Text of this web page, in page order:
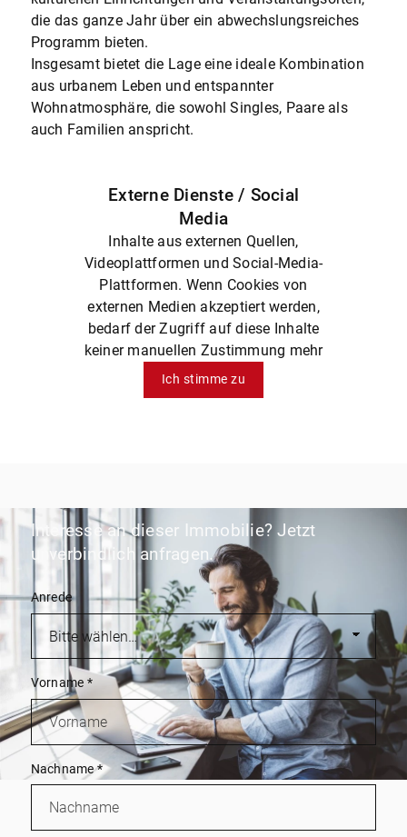
die das ganze Jahr über ein abwechslungsreiches
Programm bieten.
Insgesamt bietet die Lage eine ideale Kombination
aus urbanem Leben und entspannter
Wohnatmosphäre, die sowohl Singles, Paare als
auch Familien anspricht.
Externe Dienste / Social
Media
Inhalte aus externen Quellen,
Videoplattformen und Social-Media-
Plattformen. Wenn Cookies von
externen Medien akzeptiert werden,
bedarf der Zugriff auf diese Inhalte
keiner manuellen Zustimmung mehr
Ich stimme zu
Interesse an dieser Immobilie? Jetzt
unverbindlich anfragen.
Anrede
Vorname *
Nachname*